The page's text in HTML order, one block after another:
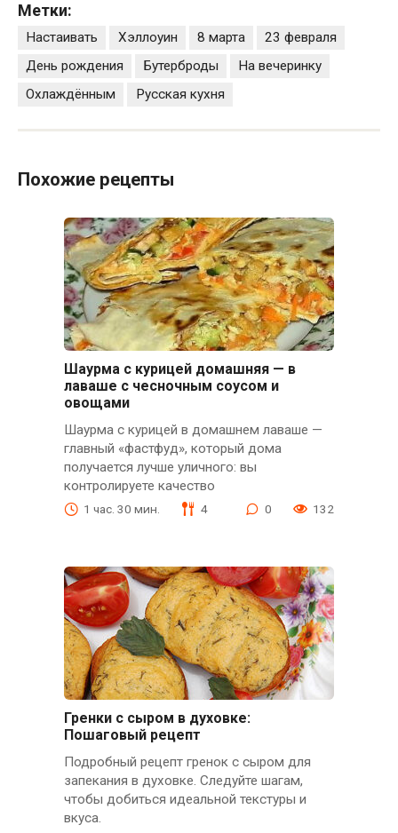
Метки:
Настаивать Хэллоуин 8 марта
23 февраля
День рождения
Бутерброды
На вечеринку
Охлаждённым
Русская кухня
Похожие рецепты
Шаурма с курицей домашняя — в
лаваше с чесночным соусом и
овощами
Шаурма с курицей в домашнем лаваше —
главный «фастфуд», который дома
получается лучше уличного: вы
контролируете качество
1 час. 30 мин. 4 0 132
Гренки с сыром в духовке:
Пошаговый рецепт
Подробный рецепт гренок с сыром для
запекания в духовке. Следуйте шагам,
чтобы добиться идеальной текстуры и
вкуса.